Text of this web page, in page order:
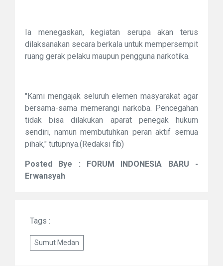
Ia menegaskan, kegiatan serupa akan terus
dilaksanakan secara berkala untuk mempersempit
ruang gerak pelaku maupun pengguna narkotika.
"Kami mengajak seluruh elemen masyarakat agar
bersama-sama memerangi narkoba. Pencegahan
tidak bisa dilakukan aparat penegak hukum
sendiri, namun membutuhkan peran aktif semua
pihak," tutupnya.(Redaksi fib)
Posted Bye : FORUM INDONESIA BARU -
Erwansyah
Tags :
Sumut Medan